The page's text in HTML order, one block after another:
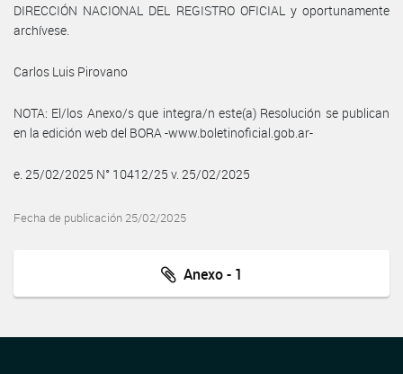
DIRECCIÓN NACIONAL DEL REGISTRO OFICIAL y oportunamente
archívese.
Carlos Luis Pirovano
NOTA: El/los Anexo/s que integra/n este(a) Resolución se publican
en la edición web del BORA -www.boletinoficial.gob.ar-
e. 25/02/2025 N° 10412/25 v. 25/02/2025
Fecha de publicación 25/02/2025
Anexo - 1